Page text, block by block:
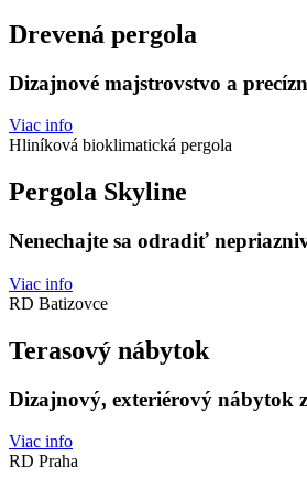
Drevená pergola
Dizajnové majstrovstvo a
Viac info
Hliníková bioklimatická pergola
Pergola Skyline
Nenechajte sa odradiť
Viac info
RD Batizovce
Terasový nábytok
Dizajnový, exteriérový nábytok
Viac info
RD Praha